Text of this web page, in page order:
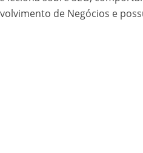
de Negócios e